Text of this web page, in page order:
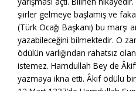
şiirler gelmeye başlamış ve
(Türk Ocağı Başkanı) bu marşı
yazabileceğini bilmektedir. O
ödülün varlığından rahatsız
istemez. Hamdullah Bey de
yazmaya ikna etti. Âkif ödülü